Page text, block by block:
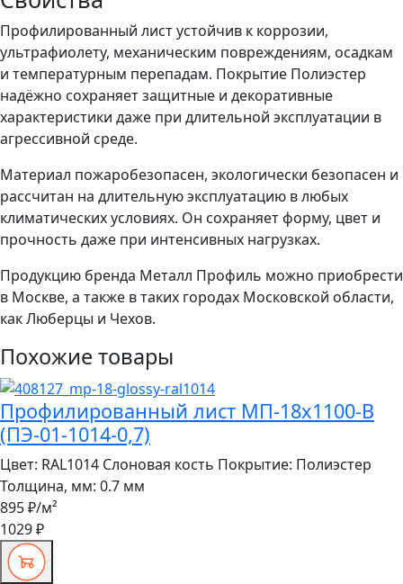
Профилированный лист устойчив к коррозии,
ультрафиолету, механическим повреждениям, осадкам
и температурным перепадам. Покрытие Полиэстер
надёжно сохраняет защитные и декоративные
характеристики даже при длительной эксплуатации в
агрессивной среде.
Материал пожаробезопасен, экологически безопасен и
рассчитан на длительную эксплуатацию в любых
климатических условиях. Он сохраняет форму, цвет и
прочность даже при интенсивных нагрузках.
Продукцию бренда Металл Профиль можно приобрести
в Москве, а также в таких городах Московской области,
как Люберцы и Чехов.
Похожие товары
Профилированный лист МП-18x1100-B
(ПЭ-01-1014-0,7)
Цвет: RAL1014 Слоновая кость Покрытие: Полиэстер
Толщина, мм: 0.7 мм
895 ₽/м²
1029 ₽